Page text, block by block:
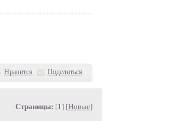
Нравится Поделиться
Страницы: [1] [Новые]